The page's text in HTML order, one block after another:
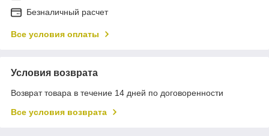
Безналичный расчет
Все условия оплаты
Условия возврата
Возврат товара в течение 14 дней по договоренности
Все условия возврата